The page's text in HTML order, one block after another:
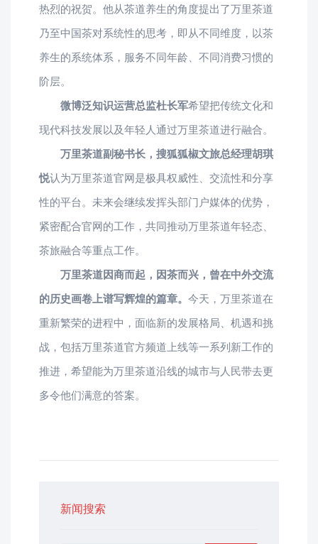
热烈的祝贺。他从茶道养生的角度提出了万里茶道
乃至中国茶对系统性的思考，即从不同维度，以茶
养生的系统体系，服务不同年龄、不同消费习惯的
阶层。
微博泛知识运营总监杜长军希望把传统文化和
现代科技发展以及年轻人通过万里茶道进行融合。
万里茶道副秘书长，搜狐狐椒文旅总经理胡琪
悦认为万里茶道官网是极具权威性、交流性和分享
性的平台。未来会继续发挥头部门户媒体的优势，
紧密配合官网的工作，共同推动万里茶道年轻态、
茶旅融合等重点工作。
万里茶道因商而起，因茶而兴，曾在中外交流
的历史画卷上谱写辉煌的篇章。 今天，万里茶道在
重新繁荣的进程中，面临新的发展格局、机遇和挑
战，包括万里茶道官方频道上线等一系列新工作的
推进，希望能为万里茶道沿线的城市与人民带去更
多令他们满意的答案。
新闻搜索